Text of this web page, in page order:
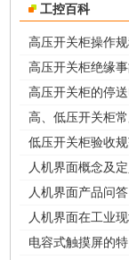
工控百科
高压开关柜操作
高压开关柜绝缘
高压开关柜的停
高、低压开关柜
低压开关柜验收
人机界面概念及
人机界面产品问答
人机界面在工业
电容式触摸屏的